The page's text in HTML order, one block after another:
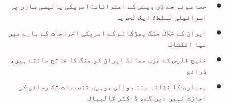
حصۂ سوئم جے ڈی وینس کے اعترافات: امریکی پالیسی سازی پر
اسرائیلی تسلط؛ ایک تجزیہ
ایران کے خلاف جنگ بھڑکانے کے امریکی اخراجات کے بارے میں
نیا انکشاف
خلیج فارس کے عرب ممالک ایران کو جنگ کا فاتح مانتے ہیں،
ذرائع
بمباری کا نشانہ بننے والی جوہری تنصیبات تک رسائی کی
اجازت نہیں دیں گے، ڈاکٹر قالیباف